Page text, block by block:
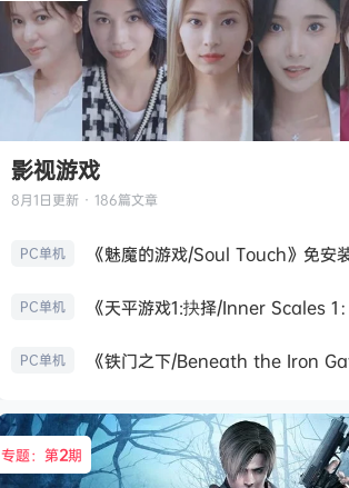
影视游戏
8月1日更新 · 186篇文章
PC单机 《魅魔的游戏/Soul Touch》免安
PC单机
PC单机 《铁门之下/Beneath the Iron
专题：第2期